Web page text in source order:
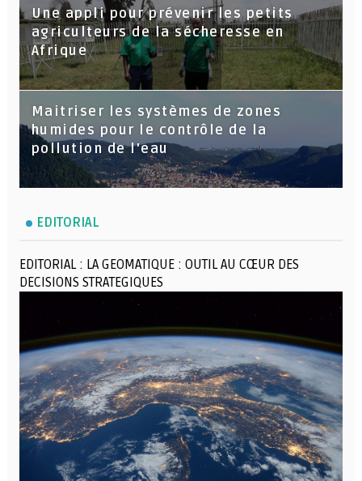
Une appli pour prévenir les petits
agriculteurs de la sécheresse en
Afrique
Maitriser les systèmes de zones
humides pour le contrôle de la
pollution de l'eau
EDITORIAL
EDITORIAL : LA GEOMATIQUE : OUTIL AU CŒUR DES
DECISIONS STRATEGIQUES